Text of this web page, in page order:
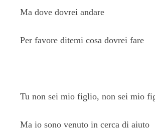
Ma dove dovrei andare
Per favore ditemi cosa dovrei fare
Tu non sei mio figlio, non sei mio
Ma io sono venuto in cerca di aiuto